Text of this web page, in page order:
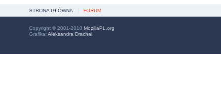
STRONA GŁÓWNA FORUM
Copyright © 2001-2010 MozillaPL.org
Grafika: Aleksandra Drachal